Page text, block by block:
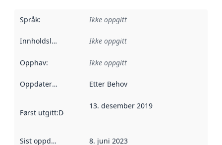
Språk: Ikke oppgitt
Innholdsleverandører :
Ikke oppgitt
Opphav: Ikke oppgitt
Oppdateringsfrekvens :
Etter Behov
Først utgitt:Denne datoen sier når dataene i dette
13. desember 2019
Sist oppdatert 8. juni 2023